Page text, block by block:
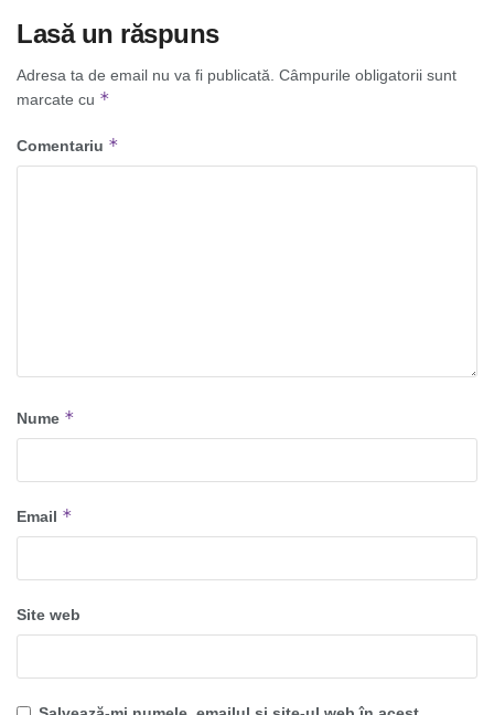
Lasă un răspuns
Adresa ta de email nu va fi publicată. Câmpurile obligatorii sunt
marcate cu *
Comentariu *
Nume *
Email *
Site web